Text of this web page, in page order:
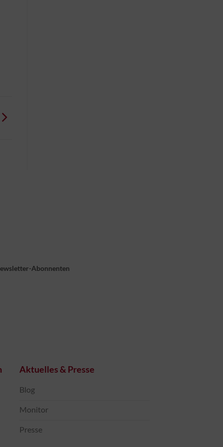
Abonnenten
Aktuelles & Presse
Blog
Monitor
Presse